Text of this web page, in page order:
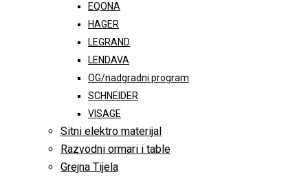
EQONA
HAGER
LEGRAND
LENDAVA
OG/nadgradni program
SCHNEIDER
VISAGE
Sitni elektro materijal
Razvodni ormari i table
Grejna Tijela